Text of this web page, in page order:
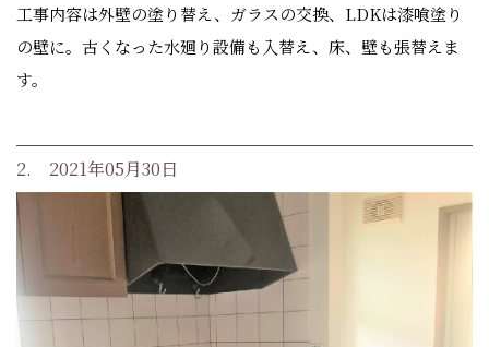
工事内容は外壁の塗り替え、ガラスの交換、LDKは漆喰塗り
の壁に。古くなった水廻り設備も入替え、床、壁も張替えま
す。
2. 2021年05月30日